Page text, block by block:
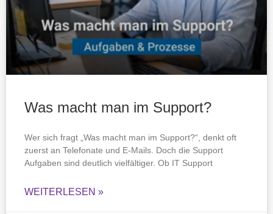
Was macht man im Support?
Wer sich fragt „Was macht man im Support?“, denkt oft
zuerst an Telefonate und E-Mails. Doch die Support
Aufgaben sind deutlich vielfältiger. Ob IT Support
WEITERLESEN »